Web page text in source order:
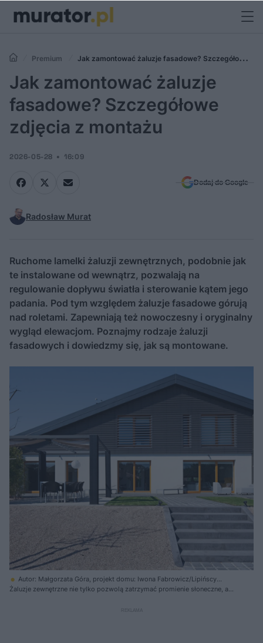
Premium
Jak zamontować żaluzje fasadowe? Szczegółowe
zdjęcia z montażu
Jak zamontować żaluzje
fasadowe? Szczegółowe
zdjęcia z montażu
2026-05-28 16:09
Dodaj do Google
Radosław Murat
Ruchome lamelki żaluzji zewnętrznych, podobnie jak
te instalowane od wewnątrz, pozwalają na
regulowanie dopływu światła i sterowanie kątem jego
padania. Pod tym względem żaluzje fasadowe górują
nad roletami. Zapewniają też nowoczesny i oryginalny
wygląd elewacjom. Poznajmy rodzaje żaluzji
fasadowych i dowiedzmy się, jak są montowane.
Autor: Małgorzata Góra, projekt domu: Iwona Fabrowicz/Lipińscy
Domy
Żaluzje zewnętrzne nie tylko pozwolą zatrzymać promienie słoneczne, ale